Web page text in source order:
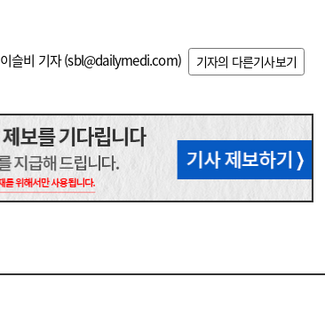
이슬비 기자 (sbl@dailymedi.com) 기자의 다른기사보기